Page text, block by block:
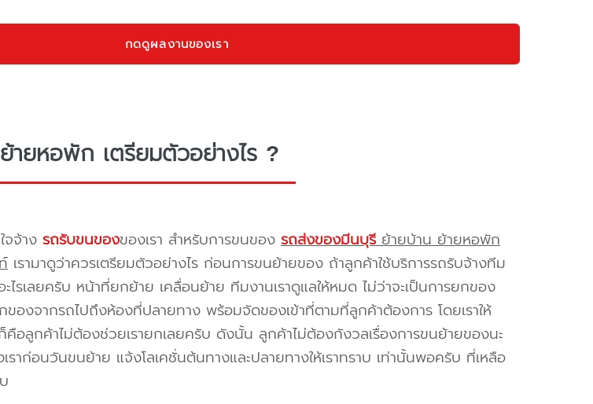
กดดูผลงานของเรา
ายหอพัก เตรียมตัวอย่างไร ?
จจ้าง รถรับขนของของเรา สำหรับการขนของ รถส่งของมีนบุรีย้ายบ้าน ย้ายหอพัก
เรามาดูว่าควรเตรียมตัวอย่างไร ก่อนการขนย้ายของ ถ้าลูกค้าใช้บริการรถรับจ้างทีม
ไรเลยครับ หน้าที่ยกย้าย เคลื่อนย้าย ทีมงานเราดูแลให้หมด ไม่ว่าจะเป็นการยกของ
องจากรถไปถึงห้องที่ปลายทาง พร้อมจัดของเข้าที่ตามที่ลูกค้าต้องการ โดยเราให้
ลูกค้าไม่ต้องช่วยเรายกเลยครับ ดังนั้น ลูกค้าไม่ต้องกังวลเรื่องการขนย้ายของนะ
ราก่อนวันขนย้าย แจ้งโลเคชั่นต้นทางและปลายทางให้เราทราบ เท่านั้นพอครับ ที่เหลือ